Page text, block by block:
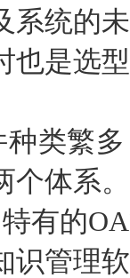
系统的
也是选
类繁多
体系。
有的
识管理